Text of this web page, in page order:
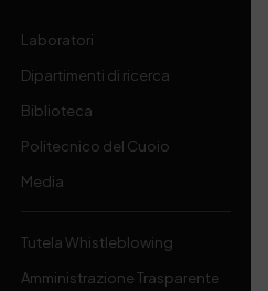
Laboratori
Dipartimenti di ricerca
Biblioteca
Politecnico del Cuoio
Media
Tutela Whistleblowing
Amministrazione Trasparente